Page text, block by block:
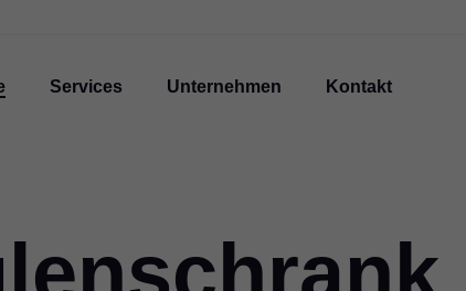
Services Unternehmen Kontakt